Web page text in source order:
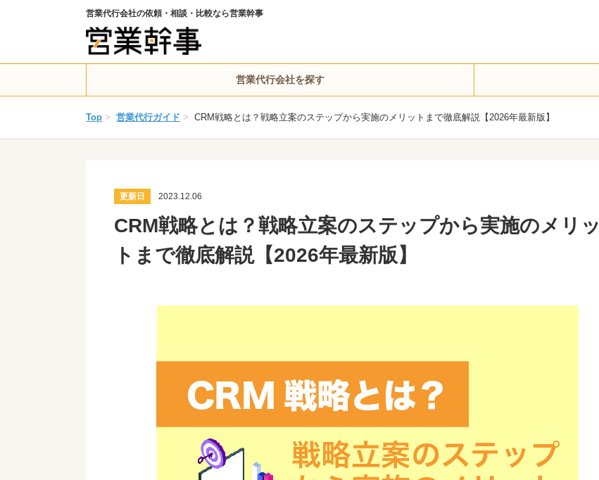
営業代行会社の依頼・相談・比較なら営業幹事
営業代行会社を探す
Top > 営業代行ガイド > CRM戦略とは？戦略立案のステップから実施のメリットまで徹底解説【2026年最新版】
更新日 2023.12.06
CRM戦略とは？戦略立案のステップから実施のメリッ
トまで徹底解説【2026年最新版】